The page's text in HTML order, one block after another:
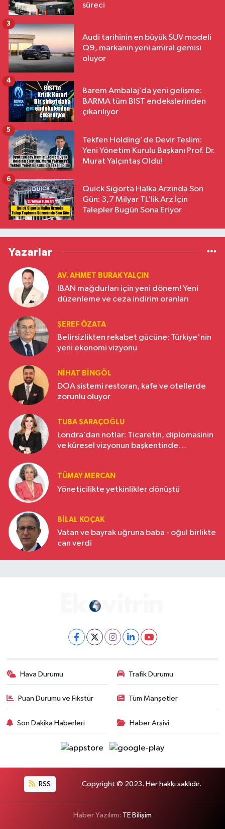
süreci
Audi tarihinin en büyük SUV modeli
Q9, markanın yeni amiral gemisi
oluyor
3
Barem Ambalaj’da yeni gelişme:
BARMA tüm BIST endekslerinden
çıkarılıyor
4
Tekfen Holding'de Devir Teslim:
Yeni Yönetim Kurulu Başkanı Prof. Dr.
Murat Yalçıntaş Oldu!
5
Quick Sigorta Halka Arzında Son
Gün: 3,7 Milyar TL’lik Arz İçin
Talepler Bugün Sona Eriyor
6
Yazarlar
AV. AHMET BURAK YALÇIN
IBAN mağdurları için yeni dönem! Yeni
düzenleme ve ceza indirim oranları
ŞEREF ÖZATA
Belirsizlikten rekabet gücüne: Türkiye'nin
yeni ekonomi vizyonu
NIHAT BINGÖL
DOA sistemi restoran, kafe ve otellerde
zorunlu oluyor
TUBA SARAÇOĞLU
Londra’dan notlar: Ticaretin, diplomasinin
ve küresel vizyonun başkentinde
TÜMAY MERCAN
Yöneticilikte yetkinlikler dönüştü
BILAL KOÇAK
Vatan ve bayrak uğruna baba - oğul birlikte
can verdi
Hava Durumu Trafik Durumu
Puan Durumu ve Fikstür Tüm Manşetler
Son Dakika Haberleri Haber Arşivi
RSS Copyright © 2023. Her hakkı saklıdır.
Haber Yazılımı: TE Bilişim